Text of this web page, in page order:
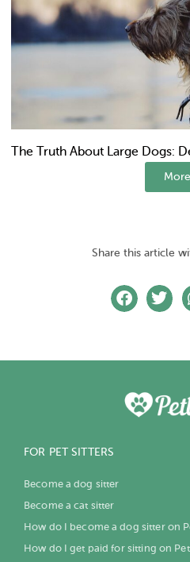
The Truth About Large Dogs:
More
Share this article
FOR PET SITTERS
Become a dog sitter
Become a cat sitter
How do I become a dog sitter on
How do I get paid for sitting on